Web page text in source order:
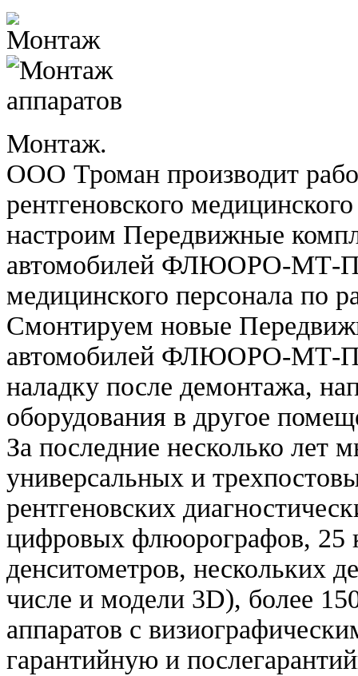
Монтаж.
ООО Троман производит
рентгеновского
настроим Передвижные
автомобилей ФЛЮОРО-МТ-П.
медицинского персонала по
Смонтируем новые
автомобилей ФЛЮОРО-МТ-П,
наладку после демонтажа,
оборудования в другое
За последние несколько лет
универсальных и
рентгеновских
цифровых флюорографов, 25
денситометров, нескольких
числе и модели 3D), более
аппаратов с
гарантийную и